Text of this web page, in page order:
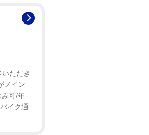
れしいで
ただき
メイン
可/年
イク通